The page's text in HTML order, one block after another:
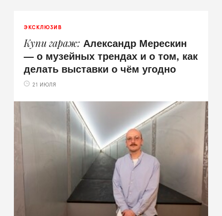
ЭКСКЛЮЗИВ
Купи гараж Александр Мерескин
— о музейных трендах и о том, как
делать выставки о чём угодно
21 ИЮЛЯ